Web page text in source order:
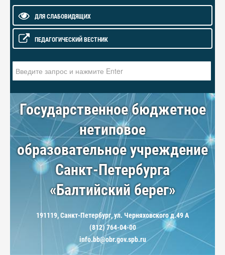
ДЛЯ СЛАБОВИДЯЩИХ
ПЕДАГОГИЧЕСКИЙ ВЕСТНИК
Государственное бюджетное
нетиповое
образовательное учреждение
Санкт-Петербурга
«Балтийский берег»
191119, Санкт-Петербург, ул. Черняховского д.49 А
(812) 764-04-00
info.bb@obr.gov.spb.ru